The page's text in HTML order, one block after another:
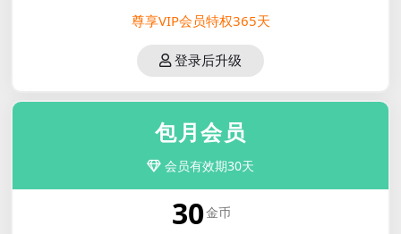
尊享VIP会员特权365天
登录后升级
包月会员
会员有效期30天
30金币